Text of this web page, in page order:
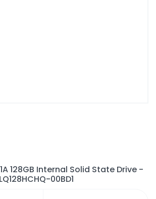
128GB Internal Solid State Drive -
00BD1